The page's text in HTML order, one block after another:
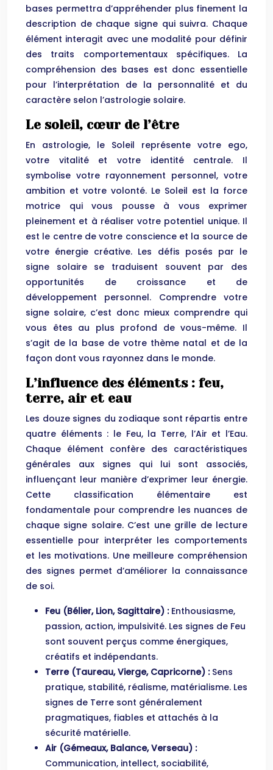
bases permettra d’appréhender plus finement la
description de chaque signe qui suivra. Chaque
élément interagit avec une modalité pour définir
des traits comportementaux spécifiques. La
compréhension des bases est donc essentielle
pour l’interprétation de la personnalité et du
caractère selon l’astrologie solaire.
Le soleil, cœur de l’être
En astrologie, le Soleil représente votre ego,
votre vitalité et votre identité centrale. Il
symbolise votre rayonnement personnel, votre
ambition et votre volonté. Le Soleil est la force
motrice qui vous pousse à vous exprimer
pleinement et à réaliser votre potentiel unique. Il
est le centre de votre conscience et la source de
votre énergie créative. Les défis posés par le
signe solaire se traduisent souvent par des
opportunités de croissance et de
développement personnel. Comprendre votre
signe solaire, c’est donc mieux comprendre qui
vous êtes au plus profond de vous-même. Il
s’agit de la base de votre thème natal et de la
façon dont vous rayonnez dans le monde.
L’influence des éléments : feu,
terre, air et eau
Les douze signes du zodiaque sont répartis entre
quatre éléments : le Feu, la Terre, l’Air et l’Eau.
Chaque élément confère des caractéristiques
générales aux signes qui lui sont associés,
influençant leur manière d’exprimer leur énergie.
Cette classification élémentaire est
fondamentale pour comprendre les nuances de
chaque signe solaire. C’est une grille de lecture
essentielle pour interpréter les comportements
et les motivations. Une meilleure compréhension
des signes permet d’améliorer la connaissance
de soi.
Feu (Bélier, Lion, Sagittaire) : Enthousiasme,
passion, action, impulsivité. Les signes de Feu
sont souvent perçus comme énergiques,
créatifs et indépendants.
Terre (Taureau, Vierge, Capricorne) : Sens
pratique, stabilité, réalisme, matérialisme. Les
signes de Terre sont généralement
pragmatiques, fiables et attachés à la
sécurité matérielle.
Air (Gémeaux, Balance, Verseau) :
Communication, intellect, sociabilité,